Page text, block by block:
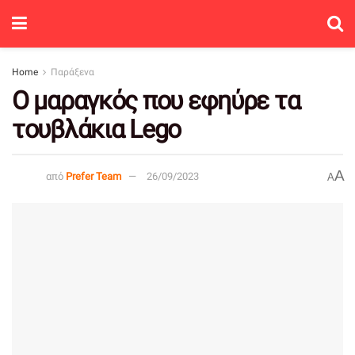
Home Παράξενα
Ο μαραγκός που εφηύρε τα
τουβλάκια Lego
από Prefer Team 26/09/2023 AA